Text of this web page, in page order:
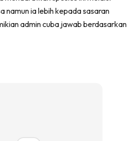
namun ia lebih kepada sasaran
admin cuba jawab berdasarkan